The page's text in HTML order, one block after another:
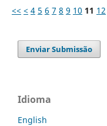
<< < 4 5 6 7 8 9 10 11 12
Enviar Submissão
Idioma
English